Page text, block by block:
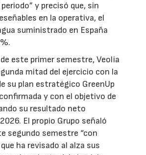
y precisó que, sin
en la operativa, el
suministrado en España
este primer semestre, Veolia
mitad del ejercicio con la
su plan estratégico GreenUp
y con el objetivo de
su resultado neto
El propio Grupo señaló
segundo semestre “con
ha revisado al alza sus